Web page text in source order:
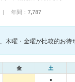
年間： 7,787
木曜・金曜が比較的お待
金 土
●